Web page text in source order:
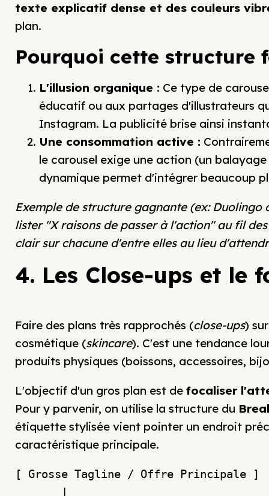
texte explicatif dense et des couleurs
plan.
Pourquoi cette structure
L'illusion organique : Ce type de
éducatif ou aux partages d'illustrateurs
Instagram. La publicité brise ainsi
Une consommation active :
le carousel exige une action (un
dynamique permet d'intégrer beaucoup
Exemple de structure gagnante (ex:
lister "X raisons de passer à l'action" au fil
clair sur chacune d'entre elles au lieu
4. Les Close-ups et le
Faire des plans très rapprochés (close-ups)
cosmétique (skincare). C'est une tendance
produits physiques (boissons, accessoires,
L'objectif d'un gros plan est de focaliser
Pour y parvenir, on utilise la structure du
étiquette stylisée vient pointer un endroit
caractéristique principale.
[ Grosse Tagline / Offre Principale ]
       |